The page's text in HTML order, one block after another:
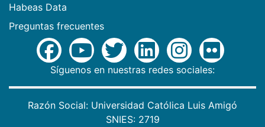
Habeas Data
Preguntas frecuentes
Síguenos en nuestras redes sociales:
Razón Social: Universidad Católica Luis Amigó
SNIES: 2719